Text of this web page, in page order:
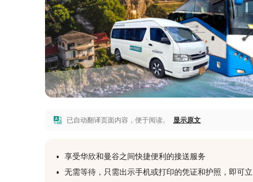
已自动翻译页面内容，便于阅读。 显示原文
享受华欣和曼谷之间快捷便利的接送服务
无需等待，只需出示手机或打印的凭证和护照，即可